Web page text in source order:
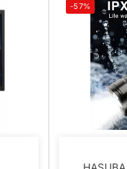
-57%